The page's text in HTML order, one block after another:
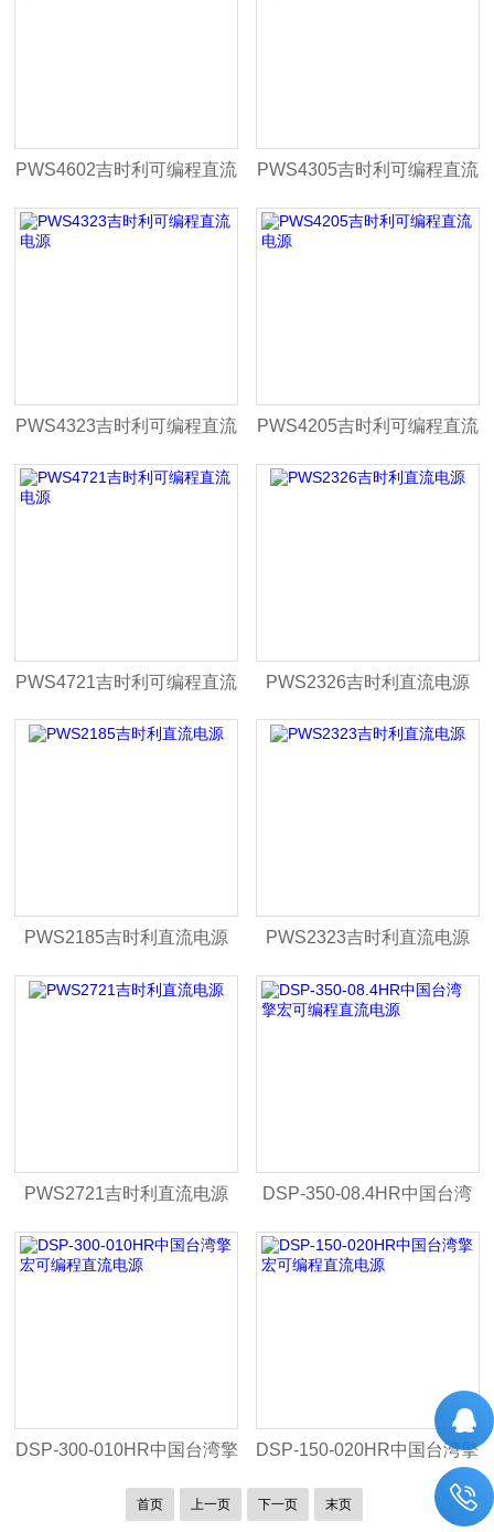
PWS4602吉时利可编程直流
电源
PWS4305吉时利可编程直流
电源
PWS4323吉时利可编程直流
电源
PWS4205吉时利可编程直流
电源
PWS4721吉时利可编程直流
电源
PWS2326吉时利直流电源
PWS2185吉时利直流电源 PWS2323吉时利直流电源
PWS2721吉时利直流电源 DSP-350-08.4HR中国台湾
擎宏可编程直流电源
DSP-300-010HR中国台湾擎
宏可编程直流电源
DSP-150-020HR中国台湾擎
宏可编程直流电源
首页 上一页 下一页 末页